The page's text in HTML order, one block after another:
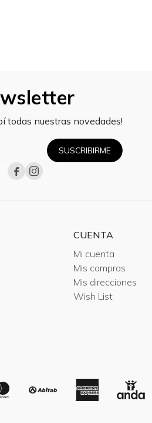
todas nuestras novedades!
SUSCRIBIRME
 
CUENTA
Mi cuenta
Mis compras
Mis direcciones
Wish List